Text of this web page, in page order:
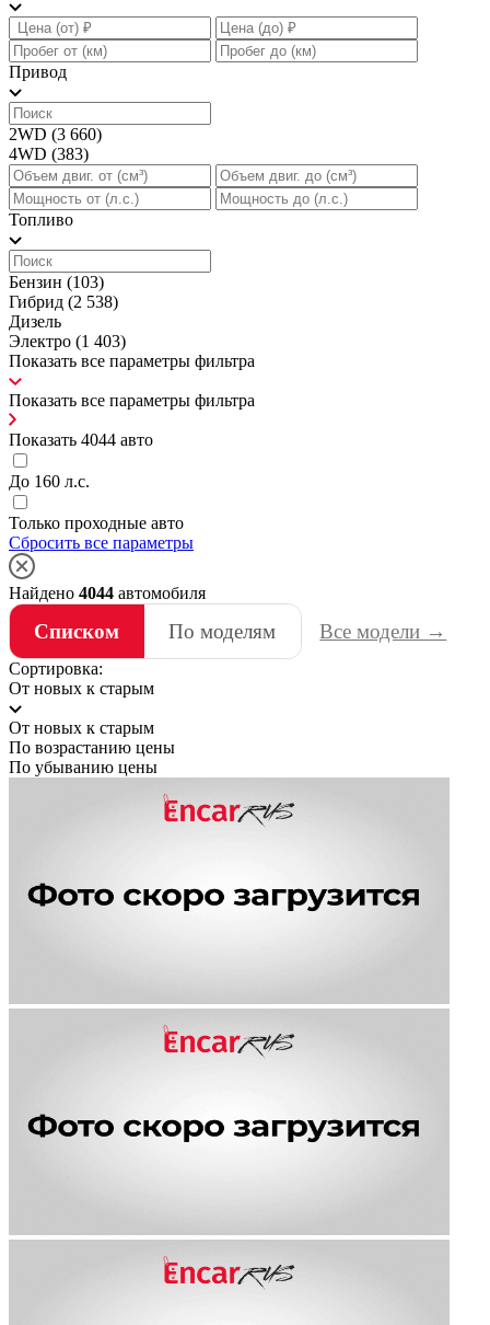
Привод
2WD (3 660)
4WD (383)
Топливо
Бензин (103)
Гибрид (2 538)
Дизель
Электро (1 403)
Показать все параметры фильтра
Показать все параметры фильтра
Показать 4044 авто
До 160 л.с.
Только проходные авто
Сбросить все параметры
Найдено 4044 автомобиля
Списком По моделям Все модели →
Сортировка:
От новых к старым
От новых к старым
По возрастанию цены
По убыванию цены